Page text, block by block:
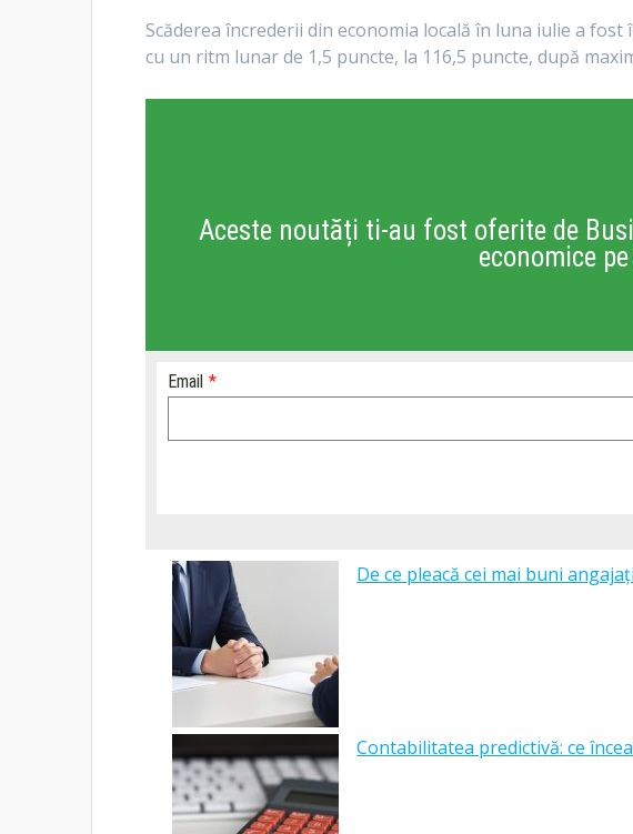
Scăderea încrederii din economia locală în luna iulie a
cu un ritm lunar de 1,5 puncte, la 116,5 puncte, după
Aceste noutăți ti-au fost oferite de
economice
Email *
De ce pleacă cei mai buni
Contabilitatea predictivă: ce